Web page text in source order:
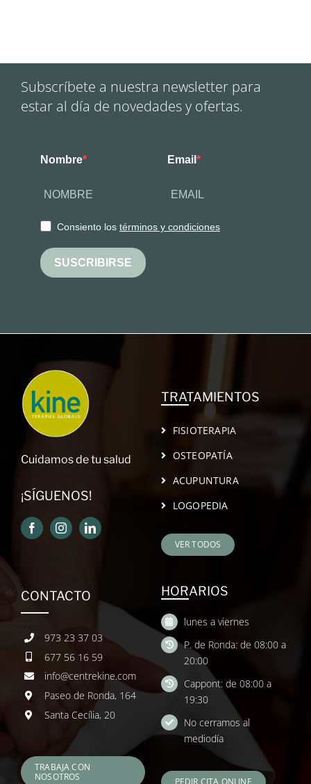
Subscríbete a nuestra newsletter para
estar al día de novedades y ofertas.
Nombre Email
Consiento los términos y condiciones
SUSCRIBIRSE
Cuidamos de tu salud
¡SÍGUENOS!
TRATAMIENTOS
FISIOTERAPIA
OSTEOPATÍA
ACUPUNTURA
LOGOPEDIA
VER TODOS
CONTACTO
973 23 37 03
677 56 16 59
info@centrekine.com
Paseo de Ronda, 164
Santa Cecília, 20
TRABAJA CON
NOSOTROS
HORARIOS
lunes a viernes
P. de Ronda: de 08:00 a
20:00
Cappont: de 08:00 a
19:30
No cerramos al
mediodía
PEDIR CITA ONLINE